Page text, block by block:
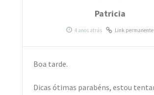
Patricia
Link permanente
Boa tarde.
Dicas ótimas parabéns, estou